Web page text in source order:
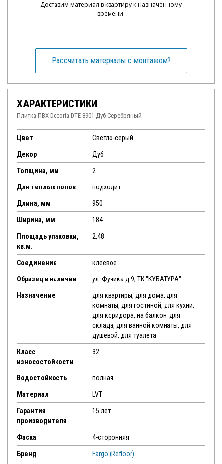
Доставим материал в квартиру к назначенному
времени.
Рассчитать материалы с монтажом?
ХАРАКТЕРИСТИКИ
Плитка ПВХ Decoria DTE 8901 Дуб Серебряный
Цвет Светло-серый
Декор Дуб
Толщина, мм 2
Для теплых полов подходит
Длина, мм 950
Ширина, мм 184
Площадь упаковки,
кв.м.
2,48
Соединение клеевое
Образец в наличии ул. Фучика д.9, ТК "КУБАТУРА"
Назначение
для квартиры, для дома, для
комнаты, для гостиной, для кухни,
для коридора, на балкон, для
склада, для ванной комнаты, для
душевой, для туалета
Класс
износостойкости
32
Водостойкость полная
Материал LVT
Гарантия
производителя
15 лет
Фаска 4-сторонняя
Бренд Fargo (Refloor)